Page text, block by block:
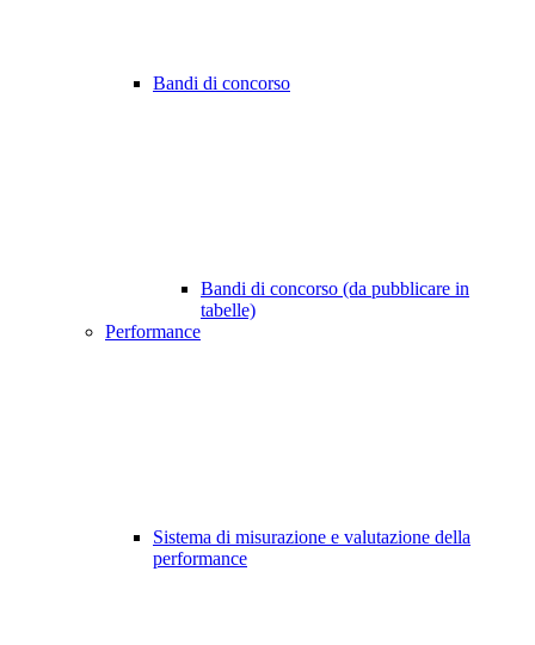
Bandi di concorso
Bandi di concorso (da pubblicare in
tabelle)
Performance
Sistema di misurazione e valutazione della
performance